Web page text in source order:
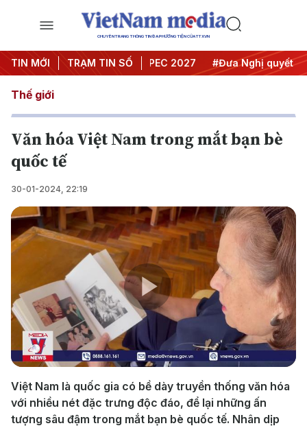
CHUYÊN TRANG THÔNG TIN ĐA PHƯƠNG TIỆN CỦA TTXVN
TIN MỚI TRẠM TIN SỐ
nghị Trung ương 3 #APEC 2027 #Đưa Nghị quyết thành
Thế giới
Văn hóa Việt Nam trong mắt bạn bè
quốc tế
30-01-2024, 22:19
Play
Video
Việt Nam là quốc gia có bề dày truyền thống văn hóa
với nhiều nét đặc trưng độc đáo, để lại những ấn
tượng sâu đậm trong mắt bạn bè quốc tế. Nhân dịp